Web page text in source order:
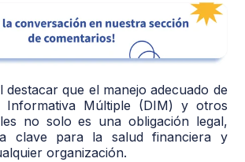
destacar que el manejo adecuado de
Informativa Múltiple (DIM) y otros
no solo es una obligación legal,
clave para la salud financiera y
organización.